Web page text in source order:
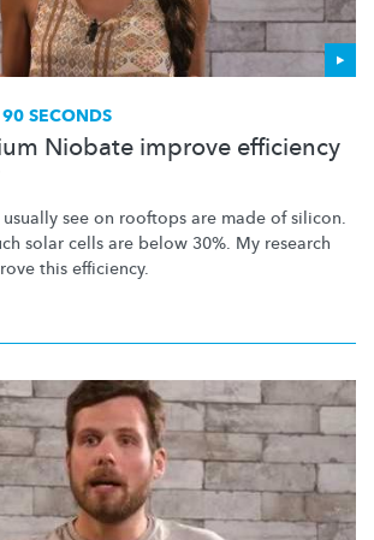
SECONDS
Niobate improve efficiency
see on rooftops are made of silicon.
solar cells are below 30%. My research
this efficiency.